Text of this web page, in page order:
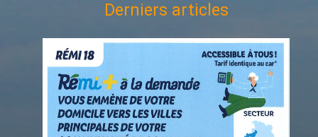
Derniers articles